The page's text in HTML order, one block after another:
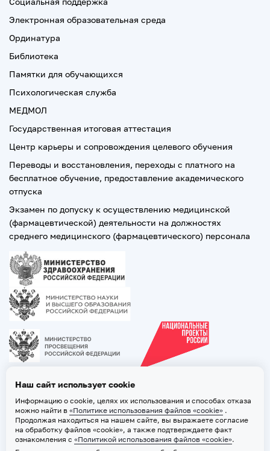
Электронная образовательная среда
Ординатура
Библиотека
Памятки для обучающихся
Психологическая служба
МЕДМОЛ
Государственная итоговая аттестация
Центр карьеры и сопровождения целевого обучения
Переводы и восстановления, переходы с платного на
бесплатное обучение, предоставление академического
отпуска
Экзамен по допуску к осуществлению медицинской
(фармацевтической) деятельности на должностях
среднего медицинского (фармацевтического) персонала
Наш сайт использует cookie
Информацию о cookie, целях их использования и способах отказа
можно найти в «Политике использования файлов «cookie» .
Продолжая находиться на нашем сайте, вы выражаете согласие
на обработку файлов «cookie», а также подтверждаете факт
ознакомления с «Политикой использования файлов «cookie».